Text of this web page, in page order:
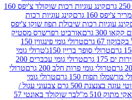
קינג עוגיות רכות שוקולד צ'יפס 160
קינג עוגיות רכות
רכות שיבולת תפוז שוקו צ'יפס
אורביט רפרשרס מסטיק
טרולי גומי פינגווין 150
בריין 150ג'
טרולי גומי
טרולי גומי עכברים 200
פרות חלב 200 גרם
טרולי
גרם
טרולי גומי
קישוטי עוגה בצנצנת 500 גרם צבעוני עגול /
בר שוקולד באונטי 57